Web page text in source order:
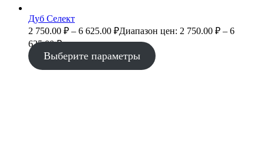
Дуб Селект
2 750.00 ₽ – 6 625.00 ₽Диапазон цен: 2 750.00 ₽ – 6
625.00 ₽
Выберите параметры